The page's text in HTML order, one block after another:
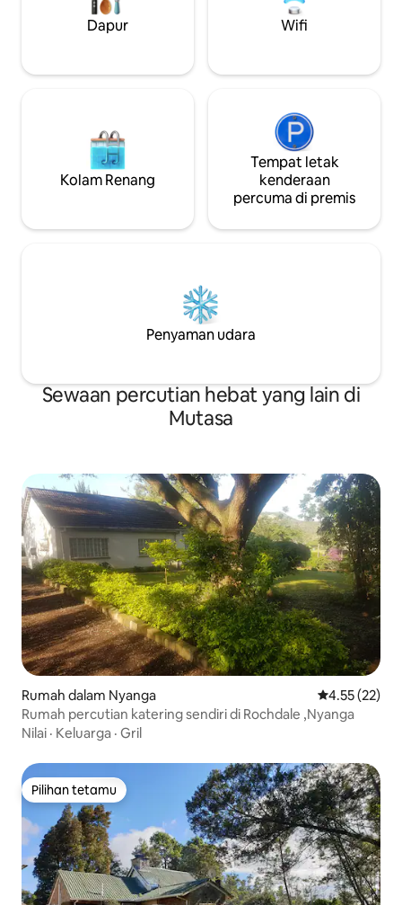
dengan 5 katil, 1 bilik mandi, dan kuasa
sandaran untuk keselesaan tanpa
makanan anda
pemandangan
Dapur Wifi
Kolam Renang
Tempat letak
kenderaan
percuma di premis
Penyaman udara
Sewaan percutian hebat yang lain di
Mutasa
Rumah dalam Nyanga Penarafan
4.55 (22)
Rumah percutian katering sendiri di Rochdale ,Nyanga
Nilai · Keluarga · Gril
Pilihan tetamu
Pilihan tetamu